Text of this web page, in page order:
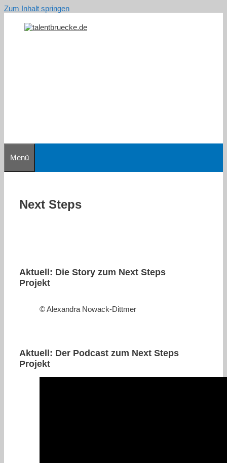
Zum Inhalt springen
Menü
Next Steps
Aktuell: Die Story zum Next Steps
Projekt
© Alexandra Nowack-Dittmer
Aktuell: Der Podcast zum Next Steps
Projekt